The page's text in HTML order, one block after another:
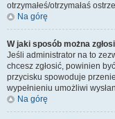
otrzymałeś/otrzymałaś
Na górę
W jaki sposób można
Jeśli administrator na to
chcesz zgłosić, powinien
przycisku spowoduje
wypełnieniu umożliwi
Na górę